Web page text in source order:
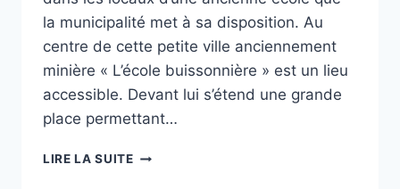
la municipalité met à sa disposition. Au
centre de cette petite ville anciennement
minière « L’école buissonnière » est un lieu
accessible. Devant lui s’étend une grande
place permettant…
LIRE LA SUITEFRANCHE